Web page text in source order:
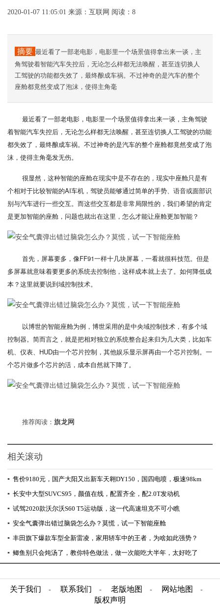
2020-01-07 11:05:01 来源：互联网 阅读：8
摘要 最近看了一部老电影，电影里一个场景值得拿出来一谈，主
角驾驶着智能汽车失控后，无论怎么样都无法唤醒，甚至连切换人
工驾驶的功能都失效了，最终酿成车祸。不过神奇的是汽车的整个
座舱都竟然变成了泡沫，使得主角毫
最近看了一部老电影，电影里一个场景值得拿出来一谈，主角驾驶
着智能汽车失控后，无论怎么样都无法唤醒，甚至连切换人工驾驶的功能
都失效了，最终酿成车祸。不过神奇的是汽车的整个座舱都竟然变成了泡
沫，使得主角毫发无伤。
很显然，这种智能的座舱在现实中是不存在的，现实中座舱只是有
个相对于比较智能的AI车机，驾驶员能够通过简单的手势、语音或面部识
别与汽车进行一些交互。而这些交互都是非常局限性的，我们希望的肯定
是更加智能的座舱，问题也就出在这里，怎么才能让座舱更加智能？
首先，屏幕要多，像FF91一样十几块屏幕，一看就很科技范。但是
多屏幕就意味着要更多的系统去控制他，这样成本就上去了。如何降低成
本？这里就要说到域控制技术。
以博世的智能座舱为例，博世采用的是中央域控制技术，有多个域
控制器。简而言之，就是把相对独立的系统整合起来归为几大类，比如车
机、仪表、HUD由一个芯片控制，其他娱乐显示屏再由一个芯片控制。一
个芯片做多个芯片的活，成本自然就下降了。
推荐阅读： 旗龙网
相关滚动
▪ 售价9180元，国产大阳又出新车天翱DY150，国四电喷，极速98km
▪ 长安中大型SUVCS95，颜值在线，配置齐全，配2.0T发动机
▪ 试驾2020款沃尔沃S60 T5运动版，这一代高速坦克不可小瞧
▪ 安全气囊弹出错过脑袋怎么办？莫慌，试一下智能座舱
▪ 丰田旗下爆款车型全新雷凌，家用轿车中的王者，为啥如此强势？
▪ 鲫鱼别只会炖汤了，教你特色做法，做一次能吃大半年，太好吃了
关于我们 - 联系我们 - 老版地图 - 网站地图 -
版权声明